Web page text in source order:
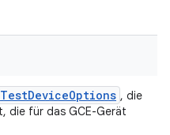
TestDeviceOptions , die
die für das GCE-Gerät